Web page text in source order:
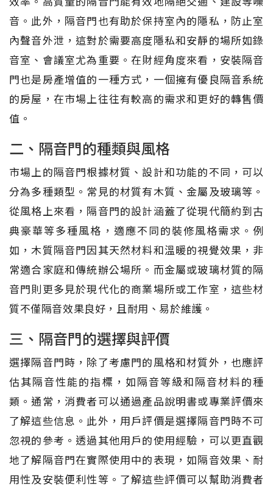
音。此外，隔音門也有助於保持室內的隱私，防止室
內聲音外泄，這對於需要高度隱私和安靜的場所如錄
音室、會議室尤為重要。在財經角度來看，安裝隔音
門也是房產增值的一種方式，一個擁有優良隔音系統
的房屋，在市場上往往有較高的需求和更好的轉售價
值。
二、隔音門的種類與風格
市場上的隔音門根據材質、設計和功能的不同，可以
分為多種類型。常見的材質有木質、金屬及玻璃等。
從風格上來看，隔音門的設計涵蓋了從現代簡約到古
典豪華等多種風格，適應不同的裝修風格需求。例
如，木質隔音門因其天然材料和溫暖的視覺效果，非
常適合家庭和傳統辦公場所。而金屬或玻璃材質的隔
音門則更多見於現代化的商業場所或工作室，這些材
質不僅隔音效果良好，且耐用、易於維護。
三、隔音門的選擇與評價
選擇隔音門時，除了考慮門的風格和材質外，也應評
估其隔音性能的指標，如隔音等級和隔音材料的種
類。通常，消費者可以通過產品說明書或專業評價來
了解這些信息。此外，用戶評價是選擇隔音門時不可
忽視的參考。透過其他用戶的使用經驗，可以更直觀
地了解隔音門在實際使用中的表現，如隔音效果、耐
用性及安裝便利性等。了解這些評價可以幫助消費者